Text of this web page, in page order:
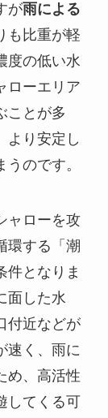
が雨による
も比重が軽
度の低い水
ローエリア
ことが多
より安定し
のです。
ャローを攻
環する「潮
件となりま
面した水
付近などが
速く、雨に
め、高活性
してくる可